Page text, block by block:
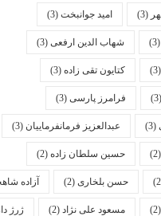
امید جوانبخت(3)
شهاب الدین ارفعی(3)
کتایون تقی زاده(3)
فرامرز پارسی(3)
عبدالعزیز فرمانفرماییان(3)
حسین سلطان زاده(2)
حسن بلخاری(2) آزاده شاهچراغی(2)
مسعود علی نژاد(2) ژرژ دارش (2)